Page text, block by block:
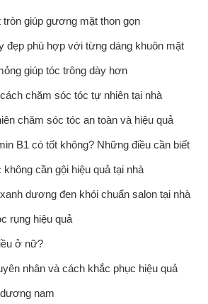
giúp gương mặt thon gọn
đẹp phù hợp với từng dáng khuôn mặt
giúp tóc trông dày hơn
chăm sóc tóc tự nhiên tại nhà
chăm sóc tóc an toàn và hiệu quả
B1 có tốt không? Những điều cần biết
cần gội hiệu quả tại nhà
dương đen khói chuẩn salon tại nhà
rụng hiệu quả
ở nữ?
nhân và cách khắc phục hiệu quả
nam